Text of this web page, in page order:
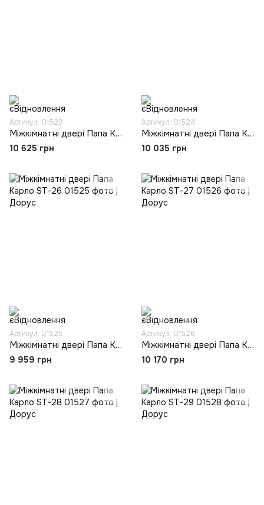
Артикул: 01523
Міжкімнатні двері Папа Карло ST-24
10 625 грн
Артикул: 01524
Міжкімнатні двері Папа Карло ST-25
10 035 грн
Артикул: 01525
Міжкімнатні двері Папа Карло ST-26
9 959 грн
Артикул: 01526
Міжкімнатні двері Папа Карло ST-27
10 170 грн